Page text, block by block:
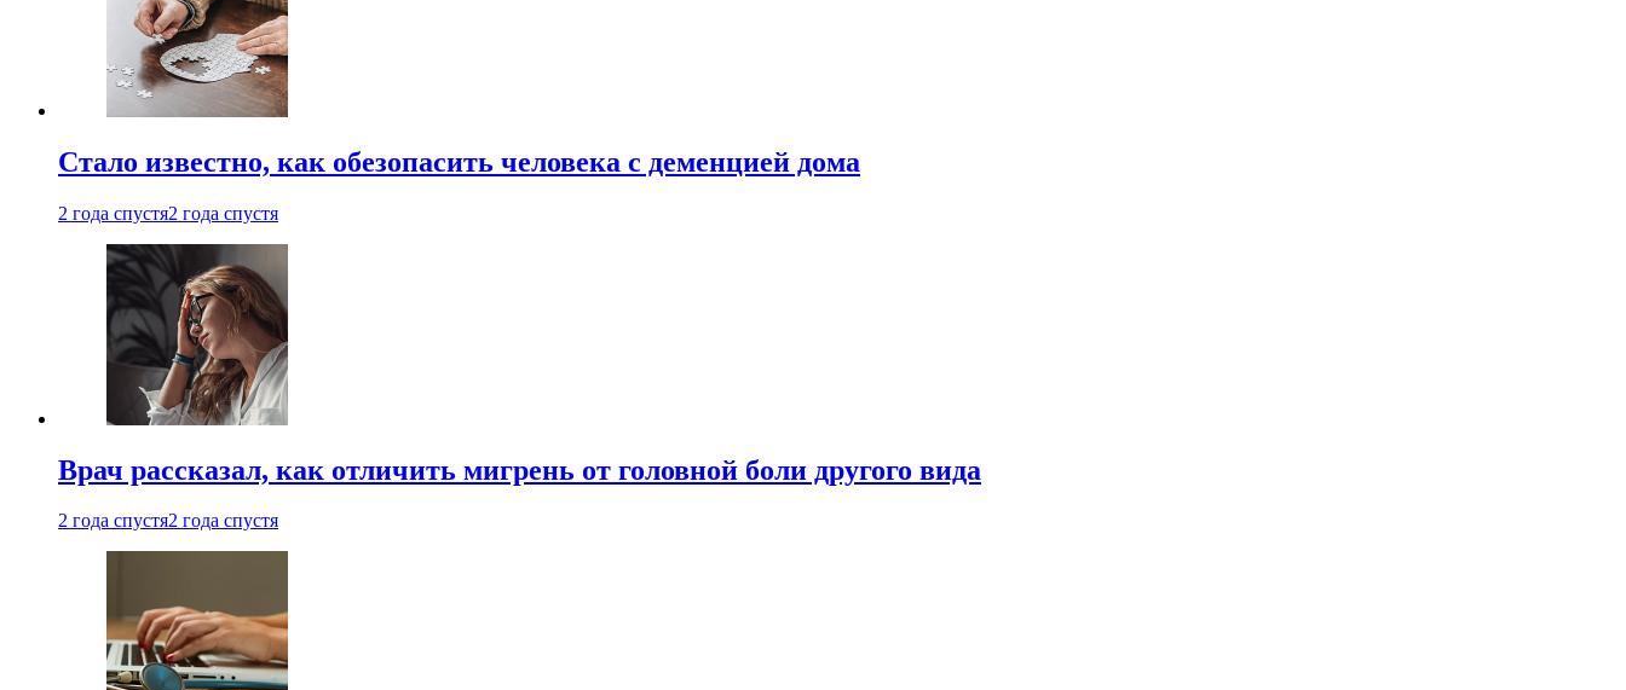
Стало известно, как обезопасить человека с деменцией дома
2 года спустя2 года спустя
Врач рассказал, как отличить мигрень от головной боли другого вида
2 года спустя2 года спустя